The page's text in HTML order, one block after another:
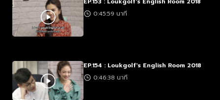
0:45:59 นาที
EP.154 : Loukgolf's English Room 2018
0:46:38 นาที